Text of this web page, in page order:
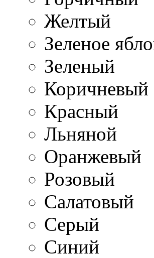
Желтый
Зеленое
Зеленый
Коричневый
Красный
Льняной
Оранжевый
Розовый
Салатовый
Серый
Синий